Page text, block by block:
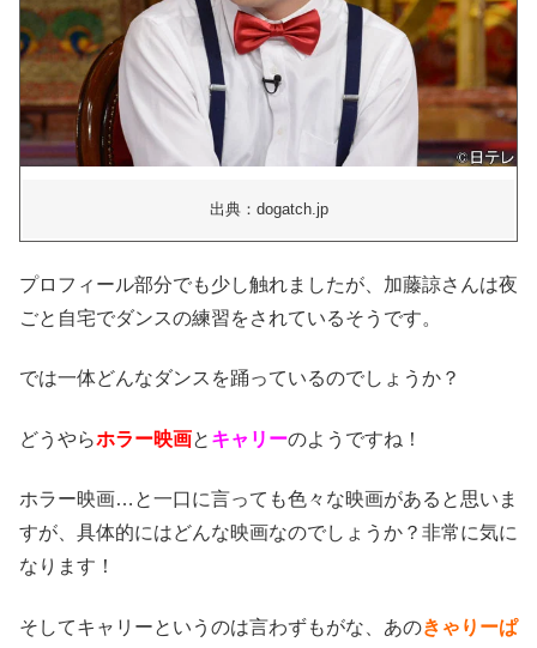
出典：dogatch.jp
プロフィール部分でも少し触れましたが、加藤諒さんは夜
ごと自宅でダンスの練習をされているそうです。
では一体どんなダンスを踊っているのでしょうか？
どうやらホラー映画と キャリーのようですね！
ホラー映画…と一口に言っても色々な映画があると思いま
すが、具体的にはどんな映画なのでしょうか？非常に気に
なります！
そしてキャリーというのは言わずもがな、あのきゃりーぱ